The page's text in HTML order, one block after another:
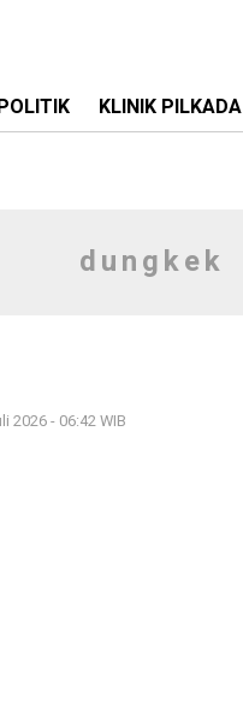
KLINIK PILKADA
dungkek
2026 - 06:42 WIB